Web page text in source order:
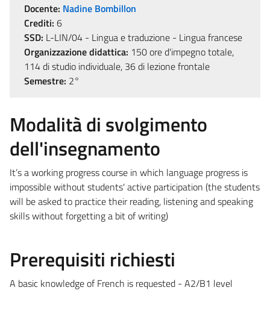
Docente: Nadine Bombillon
Crediti: 6
SSD: L-LIN/04 - Lingua e traduzione - Lingua francese
Organizzazione didattica: 150 ore d'impegno totale,
114 di studio individuale, 36 di lezione frontale
Semestre: 2°
Modalità di svolgimento
dell'insegnamento
It’s a working progress course in which language progress is
impossible without students' active participation (the students
will be asked to practice their reading, listening and speaking
skills without forgetting a bit of writing)
Prerequisiti richiesti
A basic knowledge of French is requested - A2/B1 level